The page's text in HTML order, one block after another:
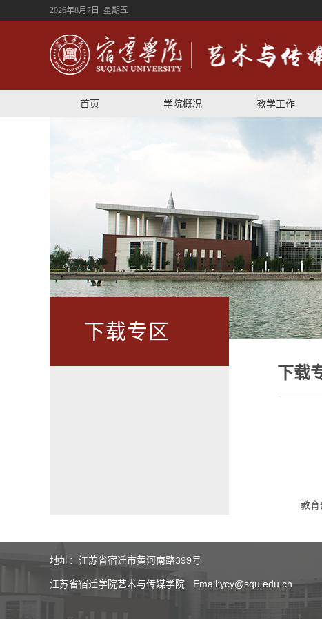
2026年8月7日 星期五
首页 学院概况 教学工作
下载专区
下载
教育
地址：江苏省宿迁市黄河南路399号
江苏省宿迁学院艺术与传媒学院 Email:ycy@squ.edu.cn